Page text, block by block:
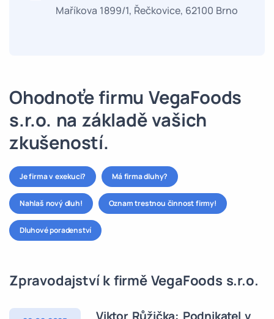
Maříkova 1899/1, Řečkovice, 62100 Brno
Ohodnoťe firmu VegaFoods
s.r.o. na základě vašich
zkušeností.
Je firma v exekuci? Má firma dluhy?
Nahlaš nový dluh! Oznam trestnou činnost firmy!
Dluhové poradenství
Zpravodajství k firmě VegaFoods s.r.o.